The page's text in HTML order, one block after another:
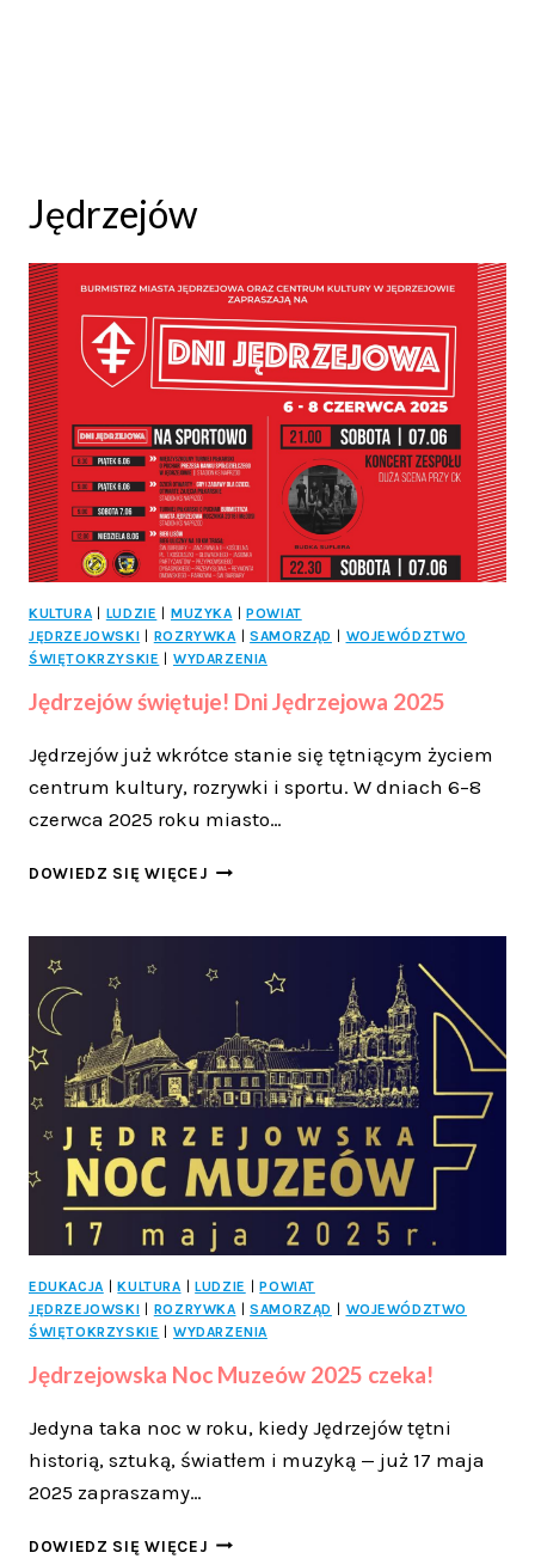
Jędrzejów
KULTURA LUDZIE MUZYKA
POWIAT
JĘDRZEJOWSKI
ROZRYWKA SAMORZĄD
WOJEWÓDZTWO
ŚWIĘTOKRZYSKIE
WYDARZENIA
Jędrzejów świętuje! Dni Jędrzejowa 2025
Jędrzejów już wkrótce stanie się tętniącym życiem
centrum kultury, rozrywki i sportu. W dniach 6–8
czerwca 2025 roku miasto…
DOWIEDZ SIĘ WIĘCEJ JĘDRZEJÓW
2025
EDUKACJA | KULTURA | LUDZIE | POWIAT
JĘDRZEJOWSKI | ROZRYWKA | SAMORZĄD | WOJEWÓDZTWO
ŚWIĘTOKRZYSKIE | WYDARZENIA
Jędrzejowska Noc Muzeów 2025 czeka!
Jedyna taka noc w roku, kiedy Jędrzejów tętni
historią, sztuką, światłem i muzyką — już 17 maja
2025 zapraszamy…
DOWIEDZ SIĘ WIĘCEJ JĘDRZEJOWSKA